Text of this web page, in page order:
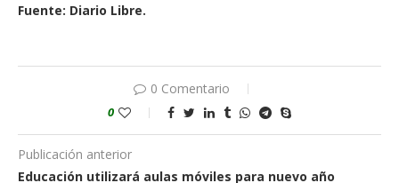
Fuente: Diario Libre.
0 Comentario
0
Publicación anterior
Educación utilizará aulas móviles para nuevo año